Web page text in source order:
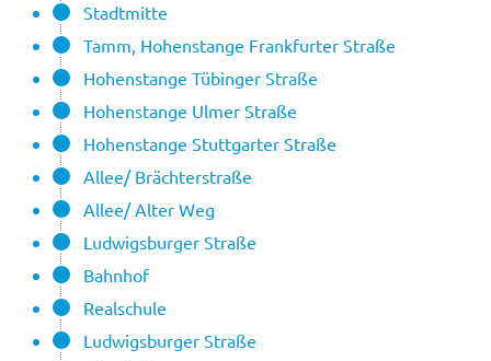
Stadtmitte
Tamm, Hohenstange Frankfurter Straße
Hohenstange Tübinger Straße
Hohenstange Ulmer Straße
Hohenstange Stuttgarter Straße
Allee/ Brächterstraße
Allee/ Alter Weg
Ludwigsburger Straße
Bahnhof
Realschule
Ludwigsburger Straße